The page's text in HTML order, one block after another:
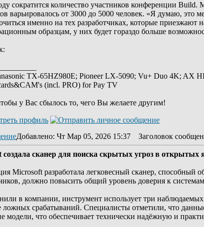
сократится количество участников конференции
варьировалось от 3000 до 5000 человек. «Я думаю, это
именно на тех разработчиках, которые
образцам, у них будет гораздо больше
TX-65HZ980E; Pioneer LX-5090; Vu+ Duo 4K; AX
(incl. PRO) for Pay TV
у Вас сбылось то, чего Вы желаете другим!
Добавлено: Чт Мар 05, 2026 15:37 Заголовок
создала сканер для поиска скрытых угроз в
Microsoft разработала легковесный сканер,
должно повысить общий уровень доверия к
в компании, инструмент использует три
ложных срабатываний. Специалисты отметили, что
модели, что обеспечивает технически надёжную и